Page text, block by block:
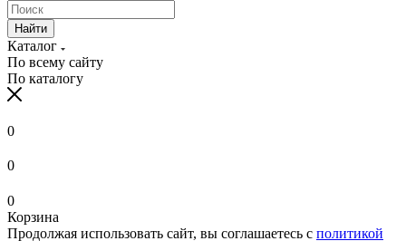
Найти
Каталог
По всему сайту
По каталогу
0
0
0
Корзина
Продолжая использовать сайт, вы соглашаетесь с политикой